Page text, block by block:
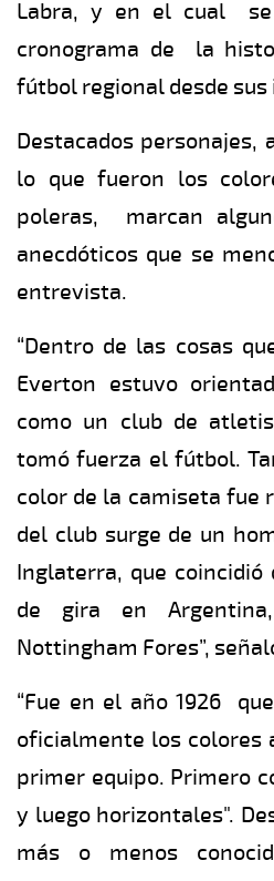
Labra, y en el cual
cronograma de la
fútbol regional desde sus
Destacados personajes,
lo que fueron los
poleras, marcan
anecdóticos que se
entrevista.
“Dentro de las cosas
Everton estuvo
como un club de
tomó fuerza el fútbol.
color de la camiseta fue
del club surge de un
Inglaterra, que coincidió
de gira en
Nottingham Fores”,
“Fue en el año 1926
oficialmente los colores
primer equipo. Primero
y luego horizontales".
más o menos